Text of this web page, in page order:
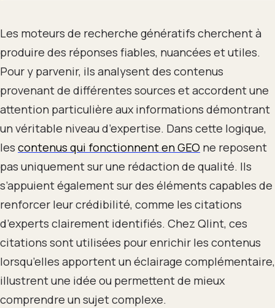
Les moteurs de recherche génératifs cherchent à
produire des réponses fiables, nuancées et utiles.
Pour y parvenir, ils analysent des contenus
provenant de différentes sources et accordent une
attention particulière aux informations démontrant
un véritable niveau d’expertise. Dans cette logique,
les contenus qui fonctionnent en GEO ne reposent
pas uniquement sur une rédaction de qualité. Ils
s’appuient également sur des éléments capables de
renforcer leur crédibilité, comme les citations
d’experts clairement identifiés. Chez Qlint, ces
citations sont utilisées pour enrichir les contenus
lorsqu’elles apportent un éclairage complémentaire,
illustrent une idée ou permettent de mieux
comprendre un sujet complexe.